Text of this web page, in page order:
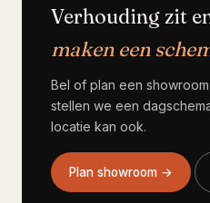
Verhouding zit
maken een
Bel of plan een
stellen we een
locatie kan ook.
Plan showroom →